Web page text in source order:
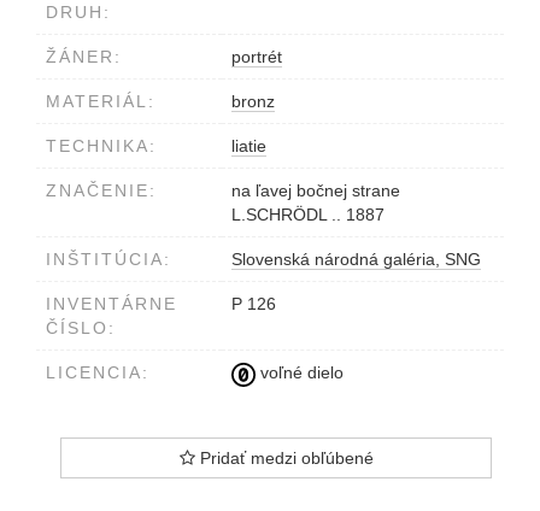
DRUH:
ŽÁNER: portrét
MATERIÁL: bronz
TECHNIKA: liatie
ZNAČENIE:
na ľavej bočnej strane
L.SCHRÖDL .. 1887
INŠTITÚCIA: Slovenská národná galéria, SNG
INVENTÁRNE
ČÍSLO:
P 126
LICENCIA: voľné dielo
Pridať medzi obľúbené